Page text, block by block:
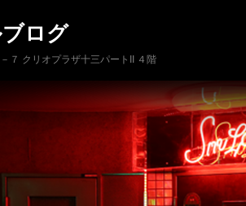
ログ
クリオプラザ十三パートII ４階